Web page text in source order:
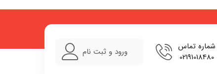
شماره تماس
02191018480
ورود و ثبت نام